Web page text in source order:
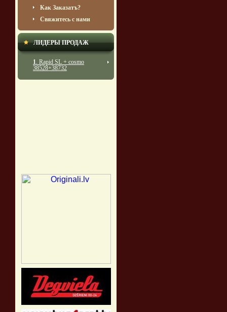
Кaк Зaкaзaтъ?
Свяжитесь с нами
ЛИДЕРЫ ПРОДАЖ
1. Rapid SL + cosmo
38528+38732